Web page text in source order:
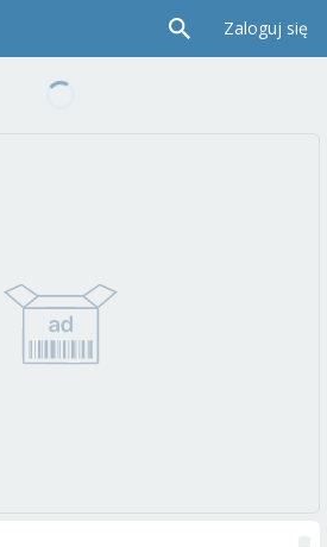
Zaloguj się